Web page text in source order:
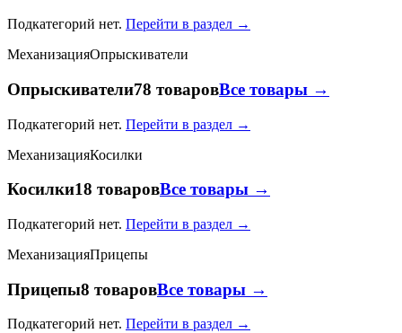
Подкатегорий нет. Перейти в раздел →
МеханизацияОпрыскиватели
Опрыскиватели78 товаровВсе товары →
Подкатегорий нет. Перейти в раздел →
МеханизацияКосилки
Косилки18 товаровВсе товары →
Подкатегорий нет. Перейти в раздел →
МеханизацияПрицепы
Прицепы8 товаровВсе товары →
Подкатегорий нет. Перейти в раздел →